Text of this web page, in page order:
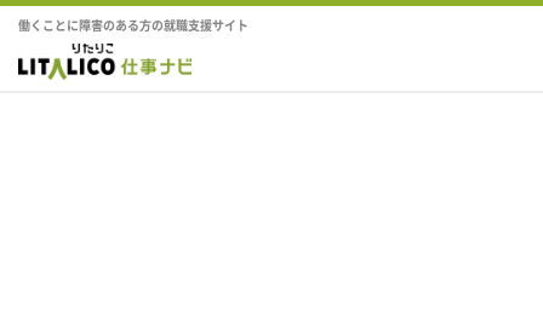
働くことに障害のある方の就職支援サイト